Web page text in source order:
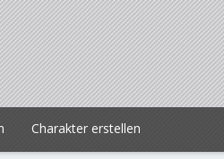
Charakter erstellen